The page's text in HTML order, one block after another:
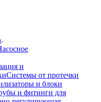
и
Системы от протечки
и блоки
и фитинги для